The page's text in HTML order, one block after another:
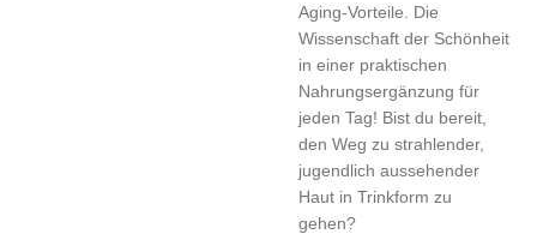
Aging-Vorteile. Die
Wissenschaft der Schönheit
in einer praktischen
Nahrungsergänzung für
jeden Tag! Bist du bereit,
den Weg zu strahlender,
jugendlich aussehender
Haut in Trinkform zu
gehen?